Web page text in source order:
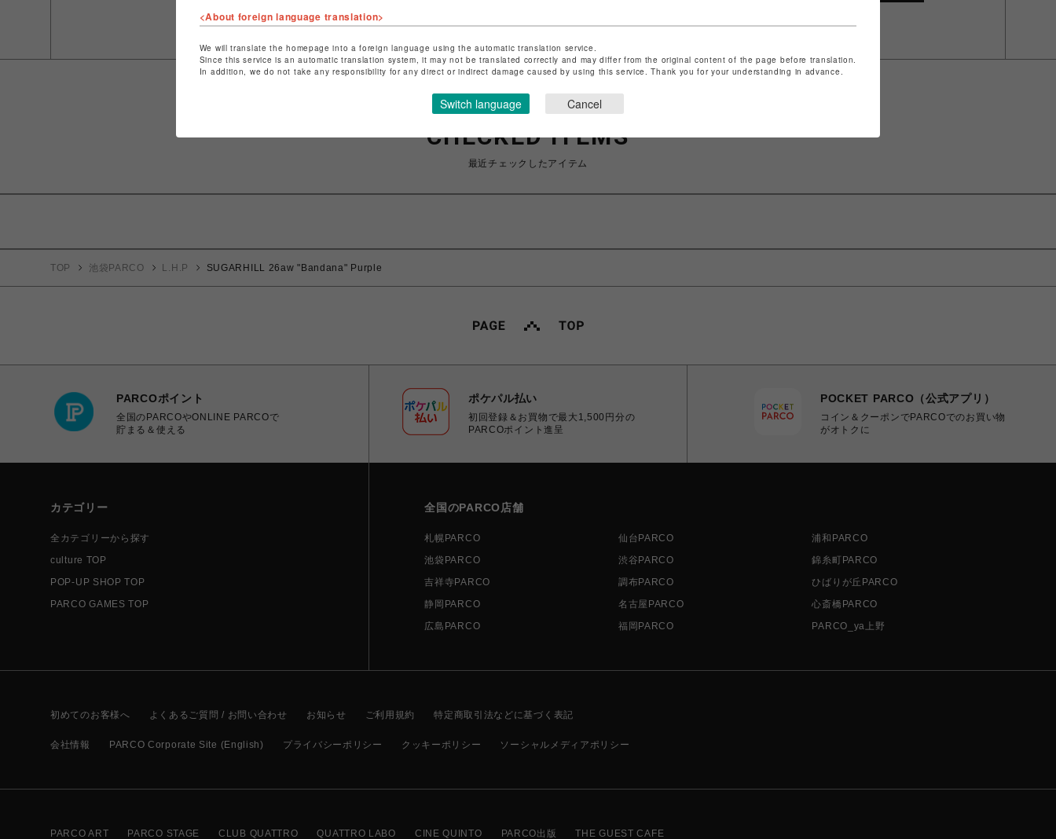
ショップお問い合わせは
CHECKED ITEMS
最近チェックしたアイテム
TOP 池袋PARCO L.H.P SUGARHILL 26aw "Bandana" Purple
PARCOポイント
全国のPARCOやONLINE PARCOで
貯まる＆使える
ポケパル払い
初回登録＆お買物で最大1,500円分の
PARCOポイント進呈
POCKET PARCO（公式アプリ）
コイン＆クーポンでPARCOでのお買い物
がオトクに
カテゴリー
全カテゴリーから探す
culture TOP
POP-UP SHOP TOP
PARCO GAMES TOP
全国のPARCO店舗
札幌PARCO 仙台PARCO
浦和PARCO
池袋PARCO
渋谷PARCO
錦糸町PARCO
吉祥寺PARCO
調布PARCO
ひばりが丘PARCO
静岡PARCO
名古屋PARCO
心斎橋PARCO
広島PARCO
福岡PARCO PARCO_ya上野
初めてのお客様へ よくあるご質問 / お問い合わせ お知らせ ご利用規約 特定商取引法などに基づく表記
会社情報 PARCO Corporate Site (English) プライバシーポリシー クッキーポリシー ソーシャルメディアポリシー
PARCO ART PARCO STAGE CLUB QUATTRO QUATTRO LABO CINE QUINTO PARCO出版 THE GUEST CAFE
<About foreign language translation>
We will translate the homepage into a foreign language using the automatic translation service.
Since this service is an automatic translation system, it may not be translated correctly and may differ from the original content of the page before translation.
In addition, we do not take any responsibility for any direct or indirect damage caused by using this service. Thank you for your understanding in advance.
Switch language Cancel